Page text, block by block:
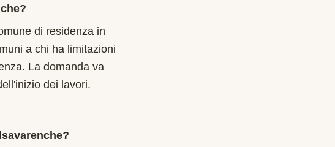
di residenza in
a chi ha limitazioni
La domanda va
dei lavori.